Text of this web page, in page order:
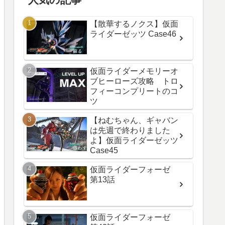
【散華するノクス】仮面
ライダーゼッツ Case46
仮面ライダーメモリーオ
ブヒーローズ攻略 トロ
フィーコンプリートのコ
ツ
【ねむちゃん、ギャバン
は先週で終わりました
よ】仮面ライダーゼッツ
Case45
仮面ライダーフォーゼ
第13話
仮面ライダーフォーゼ